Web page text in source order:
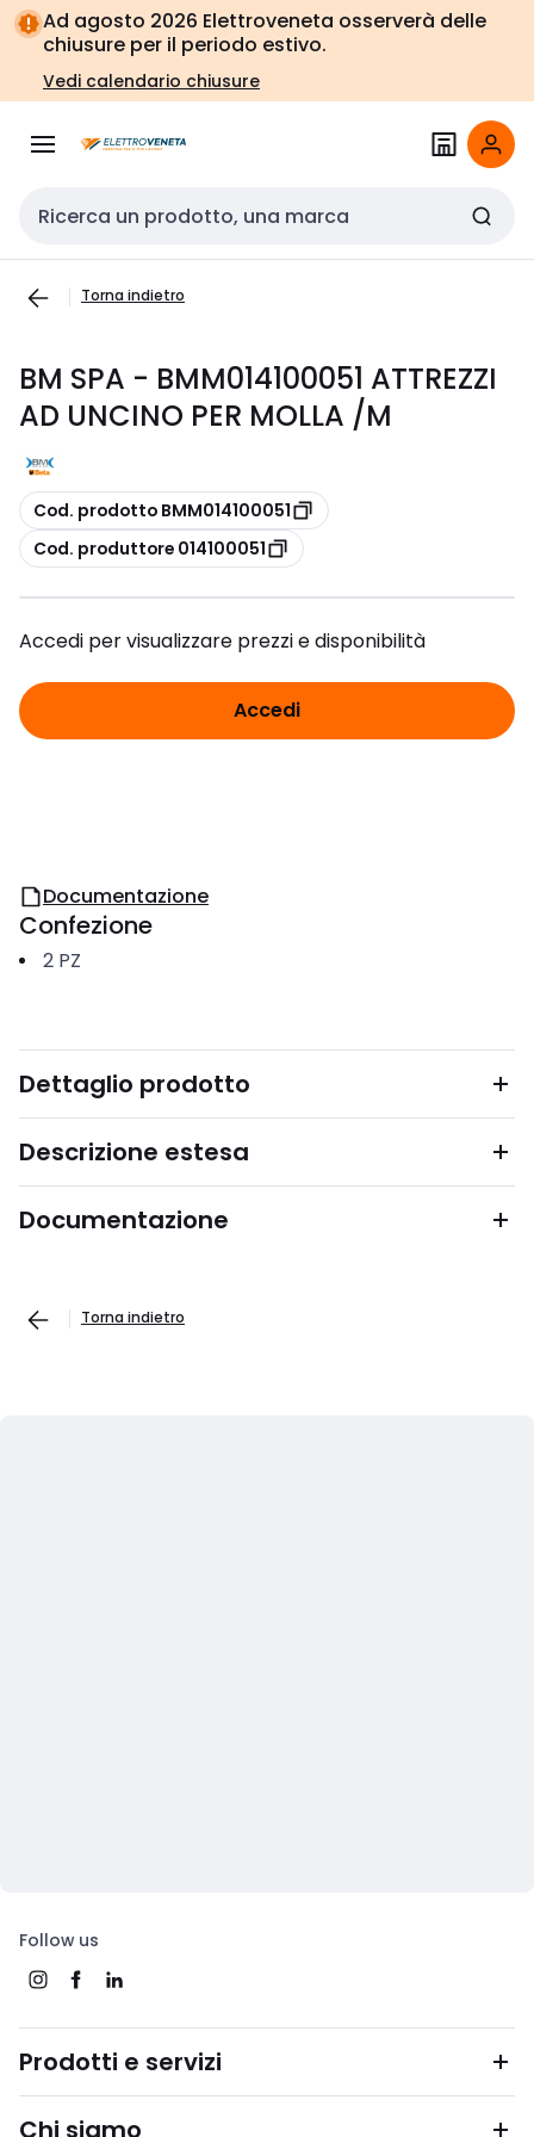
Vai alla
navigazione
Vai
alla
pagina
Ad agosto 2026 Elettroveneta osserverà delle
chiusure per il periodo estivo.
Vedi calendario chiusure
Cerca input
Torna indietro
BM SPA - BMM014100051 ATTREZZI
AD UNCINO PER MOLLA /M
copia
Cod. prodotto BMM014100051
copia
Cod. produttore 014100051
Accedi per visualizzare prezzi e disponibilità
Accedi
Documentazione
Confezione
2 PZ
Dettaglio prodotto
Descrizione estesa
Documentazione
Torna indietro
Follow us
Prodotti e servizi
Chi siamo